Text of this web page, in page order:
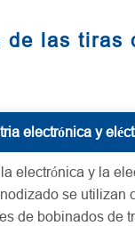
de las tiras
electrónica y
electrónica y la
se utilizan
de bobinados de